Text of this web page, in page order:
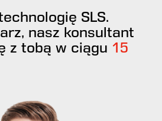
SLS.
nasz konsultant
z tobą w ciągu 15